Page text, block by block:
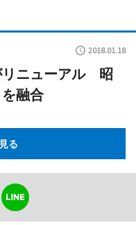
2018.01.18
リニューアル 昭
融合
る